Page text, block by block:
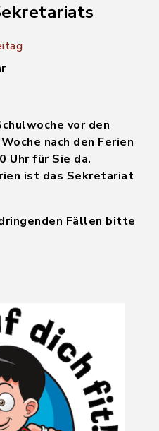
vor den
nach den Ferien
Uhr für Sie da.
ist das Sekretariat
Fällen bitte